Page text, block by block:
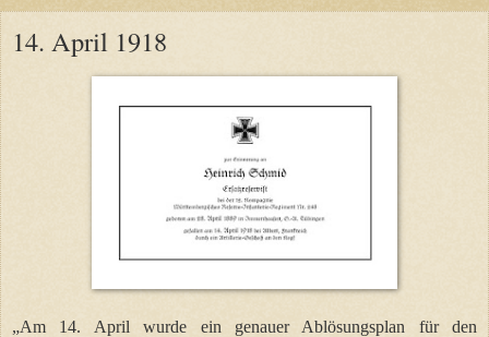
14. April 1918
„Am 14. April wurde ein genauer Ablösungsplan für den